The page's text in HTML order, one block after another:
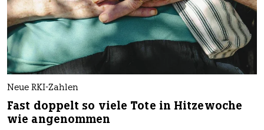
Neue RKI-Zahlen
Fast doppelt so viele Tote in Hitzewoche
wie angenommen